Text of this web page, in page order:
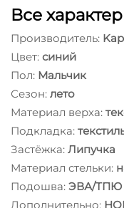
Все
Производитель:
Цвет: синий
Пол: Мальчик
Сезон: лето
Материал верха:
Подкладка:
Застёжка: Липучка
Материал стельки:
Подошва: ЭВА/ТПЮ
Дополнительно: